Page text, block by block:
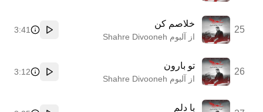
25
خلاصم کن
از آلبوم Shahre Divooneh پخش
3:41
26
تو بارون
از آلبوم Shahre Divooneh پخش
3:12
با دلم